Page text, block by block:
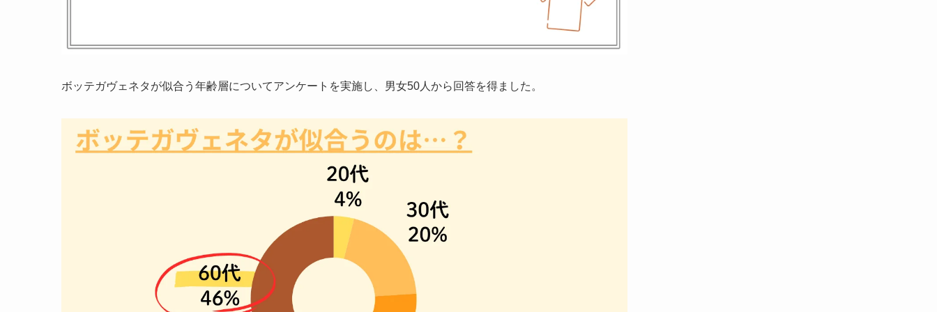
ボッテガヴェネタが似合う年齢層についてアンケートを実施し、男女50人から回答を得ました。